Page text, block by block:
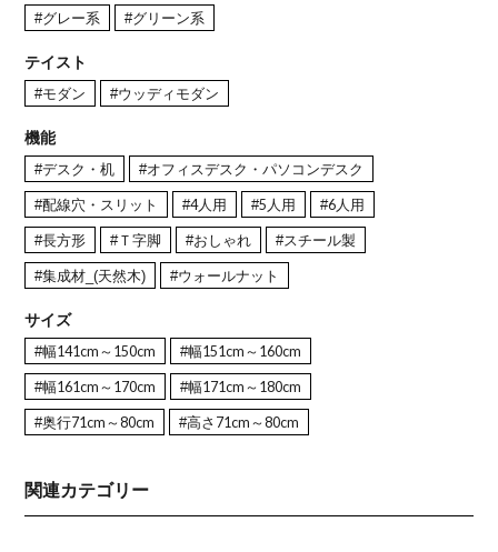
#グレー系 #グリーン系
テイスト
#モダン #ウッディモダン
機能
#デスク・机 #オフィスデスク・パソコンデスク
#配線穴・スリット #4人用 #5人用 #6人用
#長方形 #Ｔ字脚 #おしゃれ #スチール製
#集成材_(天然木) #ウォールナット
サイズ
#幅141cm～150cm #幅151cm～160cm
#幅161cm～170cm #幅171cm～180cm
#奥行71cm～80cm #高さ71cm～80cm
関連カテゴリー